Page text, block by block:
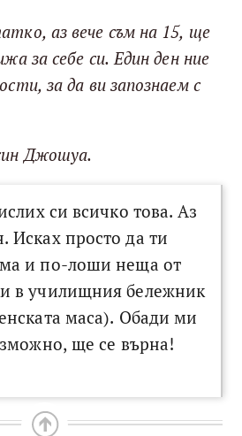
аз вече съм на 15, ще
за себе си. Един ден ние
за да ви запознаем с
Джошуа.
си всичко това. Аз
Исках просто да ти
и по-лоши неща от
в училищния бележник
маса). Обади ми
ще се върна!